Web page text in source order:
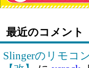
最近のコメント
Slingerのリモコ